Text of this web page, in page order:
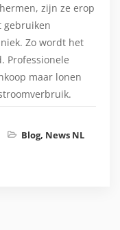
zijn ze erop
gebruiken
Zo wordt het
Professionele
maar lonen
Blog, News NL